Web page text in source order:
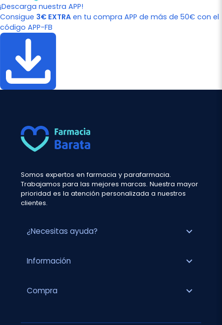
¡Descarga nuestra APP!
Consigue 3€ EXTRA en tu compra APP de más de 50€ con el
código APP-FB
Somos expertos en farmacia y parafarmacia.
Trabajamos para las mejores marcas. Nuestra mayor
prioridad es la atención personalizada a nuestros
clientes.
¿Necesitas ayuda? expand_more
Información expand_more
Compra expand_more